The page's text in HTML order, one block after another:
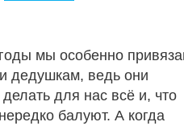
мы особенно
дедушкам, ведь они
для нас всё и, что
балуют. А когда